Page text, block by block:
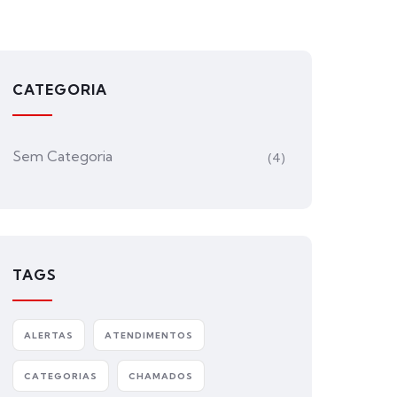
CATEGORIA
Sem Categoria (4)
TAGS
ALERTAS ATENDIMENTOS
CATEGORIAS CHAMADOS